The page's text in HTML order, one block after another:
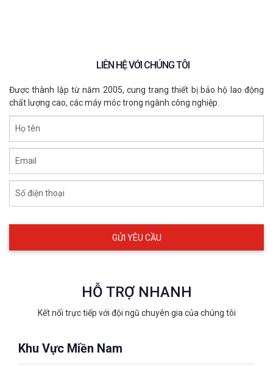
Găng tay chống rung PRO IMPACT
PROIMPACT
LIÊN HỆ VỚI CHÚNG TÔI
Được thành lập từ năm 2005, cung trang thiết bị bảo hộ lao động
chất lượng cao, các máy móc trong ngành công nghiệp.
Họ tên
Email
Số điện thoại
HỖ TRỢ NHANH
Kết nối trực tiếp với đội ngũ chuyên gia của chúng tôi
Khu Vực Miền Nam